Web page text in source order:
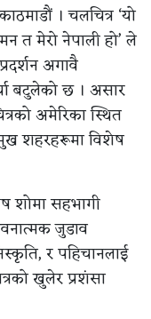
काठमाडौं । चलचित्र ‘यो
मन त मेरो नेपाली हो’ ले
प्रदर्शन अगावै
बटुलेको छ । असार
अमेरिका स्थित
शहरहरूमा विशेष
शोमा सहभागी
जुडाव
र पहिचानलाई
खुलेर प्रशंसा